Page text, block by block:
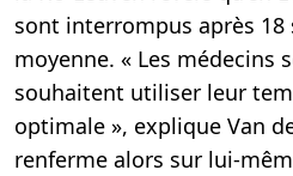
sont interrompus après 18
moyenne. « Les médecins
souhaitent utiliser leur
optimale », explique Van
renferme alors sur lui-